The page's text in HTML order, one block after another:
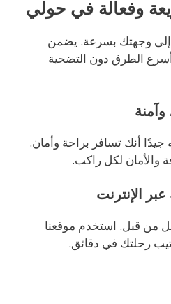
وفعالة في حولي
وجهتك بسرعة. يضمن
أسرع الطرق دون التضحية
أنك تسافر براحة وأمان.
والأمان لكل راكب.
الإنترنت
من قبل. استخدم موقعنا
رحلتك في دقائق.